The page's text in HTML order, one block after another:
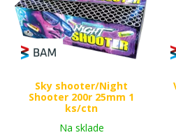
Sky shooter/Night
Shooter 200r 25mm 1
ks/ctn
Na sklade